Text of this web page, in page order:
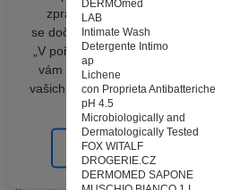
DERMOmed
LAB
Intimate Wash
Detergente Intimo
ap
Lichene
con Proprieta Antibatteriche
pH 4.5
Microbiologically and
Dermatologically Tested
FOX WITALF
DROGERIE.CZ
DERMOMED SAPONE
zpracováním souborů cookies -
se dočasně ukládají ve vašem
„V pořádku“ souhlasíte s
vám poskytovali smysluplné a
vašich údajů. Svůj souhlas můžete
Spravovat cookies